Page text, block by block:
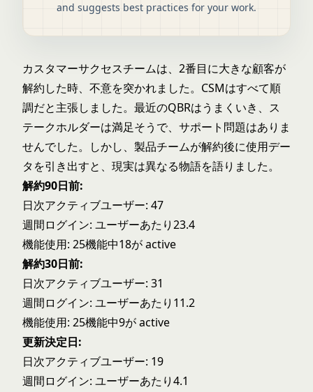
and suggests best practices for your work.
カスタマーサクセスチームは、2番目に大きな顧客が
解約した時、不意を突かれました。CSMはすべて順
調だと主張しました。最近のQBRはうまくいき、ス
テークホルダーは満足そうで、サポート問題はありま
せんでした。しかし、製品チームが解約後に使用デー
タを引き出すと、現実は異なる物語を語りました。
解約90日前:
日次アクティブユーザー: 47
週間ログイン: ユーザーあたり23.4
機能使用: 25機能中18が active
解約30日前:
日次アクティブユーザー: 31
週間ログイン: ユーザーあたり11.2
機能使用: 25機能中9が active
更新決定日:
日次アクティブユーザー: 19
週間ログイン: ユーザーあたり4.1